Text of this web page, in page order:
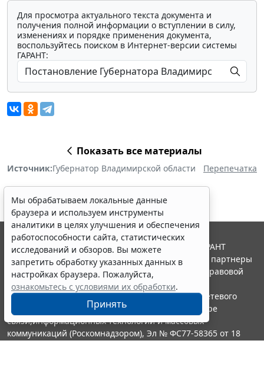
Для просмотра актуального текста документа и
получения полной информации о вступлении в силу,
изменениях и порядке применения документа,
воспользуйтесь поиском в Интернет-версии системы
ГАРАНТ:
Показать все материалы
Источник:Губернатор Владимирской области Перепечатка
Мы обрабатываем локальные данные
браузера и используем инструменты
аналитики в целях улучшения и обеспечения
работоспособности сайта, статистических
исследований и обзоров. Вы можете
запретить обработку указанных данных в
настройках браузера. Пожалуйста,
ознакомьтесь с условиями их обработки.
Принять
© ООО "НПП "ГАРАНТ-СЕРВИС", 2026. Система ГАРАНТ
выпускается с 1990 года. Компания "Гарант" и ее партнеры
являются участниками Российской ассоциации правовой
информации ГАРАНТ.
Портал ГАРАНТ.РУ зарегистрирован в качестве сетевого
издания Федеральной службой по надзору в сфере
связи,информационных технологий и массовых
коммуникаций (Роскомнадзором), Эл № ФС77-58365 от 18